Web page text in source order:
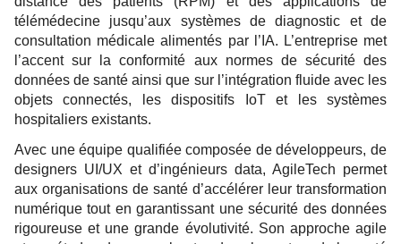
télémédecine jusqu’aux systèmes de diagnostic et de
consultation médicale alimentés par l’IA. L’entreprise met
l’accent sur la conformité aux normes de sécurité des
données de santé ainsi que sur l’intégration fluide avec les
objets connectés, les dispositifs IoT et les systèmes
hospitaliers existants.
Avec une équipe qualifiée composée de développeurs, de
designers UI/UX et d’ingénieurs data, AgileTech permet
aux organisations de santé d’accélérer leur transformation
numérique tout en garantissant une sécurité des données
rigoureuse et une grande évolutivité. Son approche agile